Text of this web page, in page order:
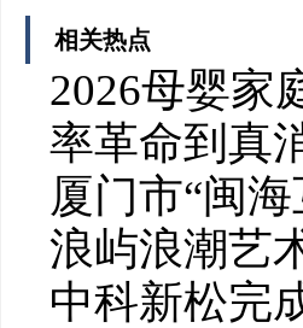
相关热点
2026母婴家
率革命到真
厦门市“闽
浪屿浪潮艺
中科新松完